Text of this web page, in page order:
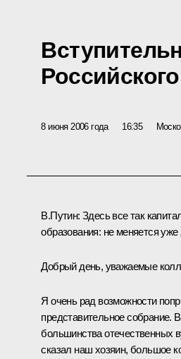
8 июня 2006 года 16:35
В.Путин: Здесь все так
образования: не меняется уже
Добрый день, уважаемые
Я очень рад возможности
представительное собрание.
большинства отечественных
сказал наш хозяин, большое